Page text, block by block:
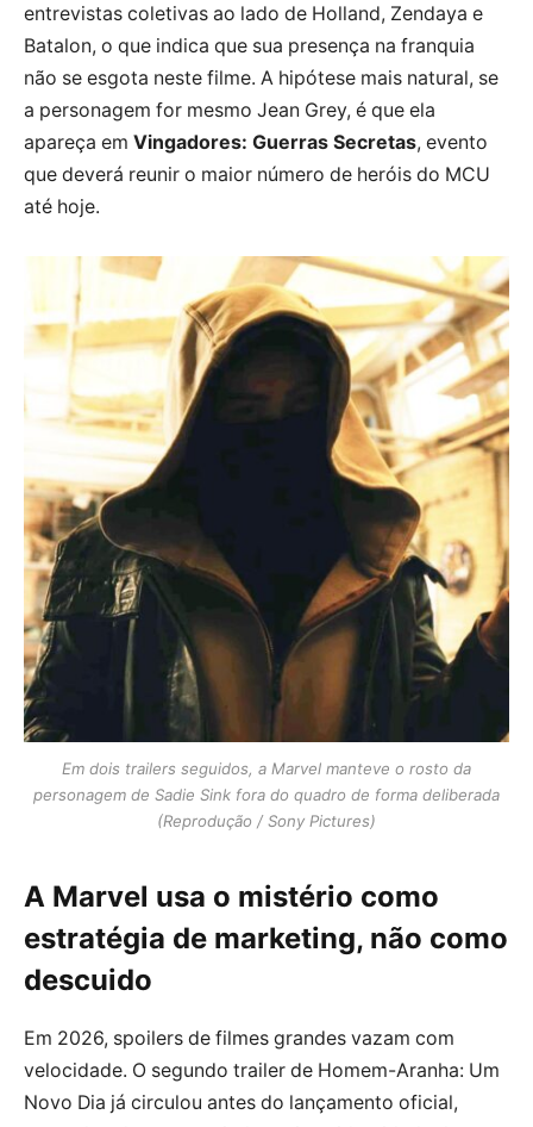
entrevistas coletivas ao lado de Holland, Zendaya e
Batalon, o que indica que sua presença na franquia
não se esgota neste filme. A hipótese mais natural, se
a personagem for mesmo Jean Grey, é que ela
apareça em Vingadores: Guerras Secretas, evento
que deverá reunir o maior número de heróis do MCU
até hoje.
Em dois trailers seguidos, a Marvel manteve o rosto da
personagem de Sadie Sink fora do quadro de forma deliberada
(Reprodução / Sony Pictures)
A Marvel usa o mistério como
estratégia de marketing, não como
descuido
Em 2026, spoilers de filmes grandes vazam com
velocidade. O segundo trailer de Homem-Aranha: Um
Novo Dia já circulou antes do lançamento oficial,